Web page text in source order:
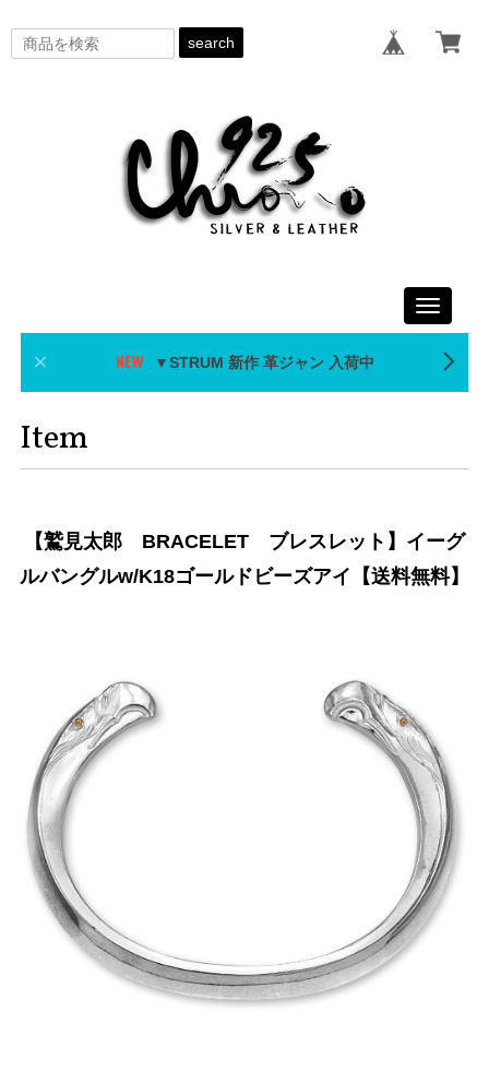
search
Toggle
▼STRUM 新作 革ジャン 入荷中
Item
【鷲見太郎 BRACELET ブレスレット】イーグ
ルバングルw/K18ゴールドビーズアイ【送料無料】